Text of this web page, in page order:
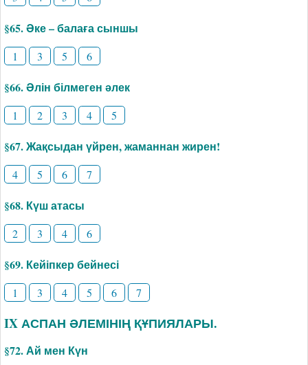
§65. Әке – балаға сыншы
1 3 5 6
§66. Әлін білмеген әлек
1 2 3 4 5
§67. Жақсыдан үйрен, жаманнан жирен!
4 5 6 7
§68. Күш атасы
2 3 4 6
§69. Кейіпкер бейнесі
1 3 4 5 6 7
IX АСПАН ӘЛЕМІНІҢ ҚҰПИЯЛАРЫ.
§72. Ай мен Күн